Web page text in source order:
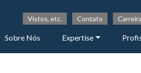
Vistos, etc. Contato
Sobre Nós Expertise